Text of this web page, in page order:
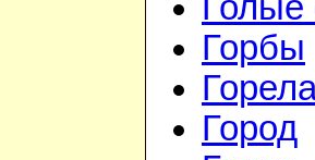
Голые
Горбы
Город